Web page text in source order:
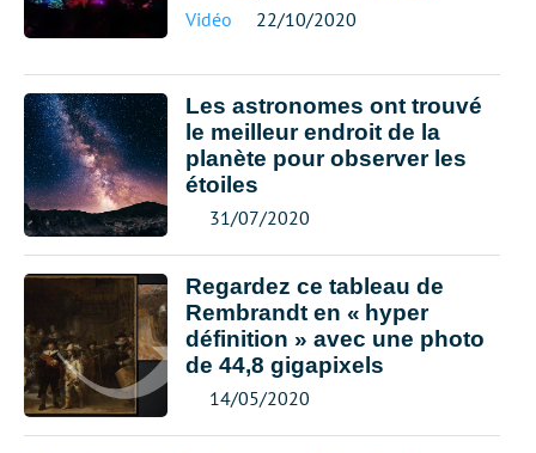
Vidéo 22/10/2020
Les astronomes ont trouvé
le meilleur endroit de la
planète pour observer les
étoiles
31/07/2020
Regardez ce tableau de
Rembrandt en « hyper
définition » avec une photo
de 44,8 gigapixels
14/05/2020